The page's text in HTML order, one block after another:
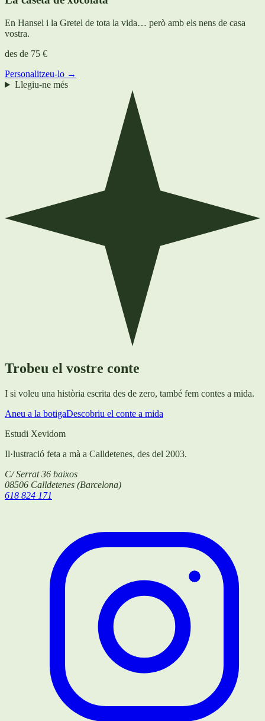
En Hansel i la Gretel de tota la vida… però amb els nens de casa
vostra.
des de 75 €
Personalitzeu-lo →
Llegiu-ne més
Trobeu el vostre conte
I si voleu una història escrita des de zero, també fem contes a mida.
Aneu a la botigaDescobriu el conte a mida
Estudi Xevidom
Il·lustració feta a mà a Calldetenes, des del 2003.
C/ Serrat 36 baixos
08506 Calldetenes (Barcelona)
618 824 171